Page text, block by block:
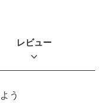
レビュー
う